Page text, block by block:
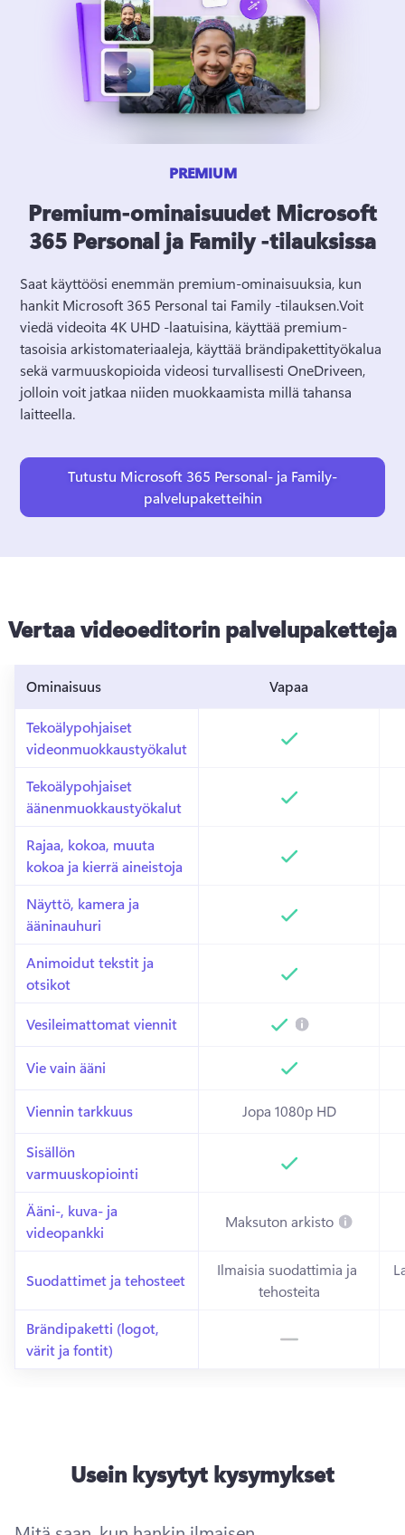
PREMIUM
Premium-ominaisuudet Microsoft
365 Personal ja Family -tilauksissa
Saat käyttöösi enemmän premium-ominaisuuksia, kun
hankit Microsoft 365 Personal tai Family -tilauksen.Voit
viedä videoita 4K UHD -laatuisina, käyttää premium-
tasoisia arkistomateriaaleja, käyttää brändipakettityökalua
sekä varmuuskopioida videosi turvallisesti OneDriveen,
jolloin voit jatkaa niiden muokkaamista millä tahansa
laitteella.
Tutustu Microsoft 365 Personal- ja Family-
palvelupaketteihin
Vertaa videoeditorin palvelupaketteja
Ominaisuus Vapaa
Tekoälypohjaiset
videonmuokkaustyökalut
Tekoälypohjaiset
äänenmuokkaustyökalut
Rajaa, kokoa, muuta
kokoa ja kierrä aineistoja
Näyttö, kamera ja
ääninauhuri
Animoidut tekstit ja
otsikot
Vesileimattomat viennit
Vie vain ääni
Viennin tarkkuus
Jopa 1080p HD
Sisällön
varmuuskopiointi
Ääni-, kuva- ja
videopankki
Maksuton arkisto
Suodattimet ja tehosteet
Ilmaisia suodattimia ja
tehosteita
Brändipaketti (logot,
värit ja fontit)
Usein kysytyt kysymykset